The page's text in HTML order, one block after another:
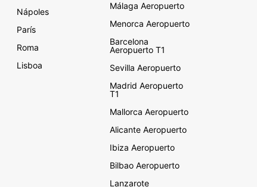
Nápoles
París
Roma
Lisboa
Málaga Aeropuerto
Menorca Aeropuerto
Barcelona
Aeropuerto T1
Sevilla Aeropuerto
Madrid Aeropuerto
T1
Mallorca Aeropuerto
Alicante Aeropuerto
Ibiza Aeropuerto
Bilbao Aeropuerto
Lanzarote